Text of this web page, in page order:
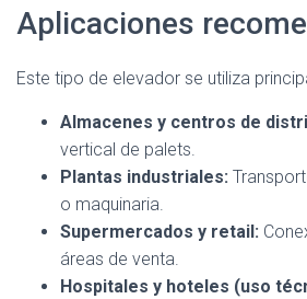
Aplicaciones
Este tipo de elevador se utiliza
Almacenes y centros de
vertical de palets.
Plantas industriales:
o maquinaria.
Supermercados y retail:
áreas de venta.
Hospitales y hoteles (uso